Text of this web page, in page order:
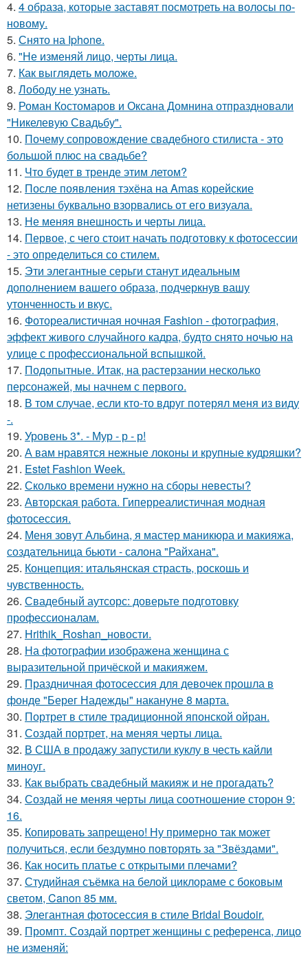
4. 4 образа, которые заставят посмотреть на волосы по-
новому.
5. Снято на Iphone.
6. "Не изменяй лицо, черты лица.
7. Как выглядеть моложе.
8. Лободу не узнать.
9. Роман Костомаров и Оксана Домнина отпраздновали
"Никелевую Свадьбу".
10. Почему сопровождение свадебного стилиста - это
большой плюс на свадьбе?
11. Что будет в тренде этим летом?
12. После появления тэхёна на Amas корейские
нетизены буквально взорвались от его визуала.
13. Не меняя внешность и черты лица.
14. Первое, с чего стоит начать подготовку к фотосессии
- это определиться со стилем.
15. Эти элегантные серьги станут идеальным
дополнением вашего образа, подчеркнув вашу
утонченность и вкус.
16. Фотореалистичная ночная Fashion - фотография,
эффект живого случайного кадра, будто снято ночью на
улице с профессиональной вспышкой.
17. Подопытные. Итак, на растерзании несколько
персонажей, мы начнем с первого.
18. В том случае, если кто-то вдруг потерял меня из виду
-.
19. Уровень 3*. - Мур - р - р!
20. А вам нравятся нежные локоны и крупные кудряшки?
21. Estet Fashion Week.
22. Сколько времени нужно на сборы невесты?
23. Авторская работа. Гиперреалистичная модная
фотосессия.
24. Меня зовут Альбина, я мастер маникюра и макияжа,
создательница бьюти - салона "Райхана".
25. Концепция: итальянская страсть, роскошь и
чувственность.
26. Свадебный аутсорс: доверьте подготовку
профессионалам.
27. Hrithik_Roshan_новости.
28. На фотографии изображена женщина с
выразительной причёской и макияжем.
29. Праздничная фотосессия для девочек прошла в
фонде "Берег Надежды" накануне 8 марта.
30. Портрет в стиле традиционной японской ойран.
31. Создай портрет, на меняя черты лица.
32. В США в продажу запустили куклу в честь кайли
миноуг.
33. Как выбрать свадебный макияж и не прогадать?
34. Создай не меняя черты лица соотношение сторон 9:
16.
35. Копировать запрещено! Ну примерно так может
получиться, если бездумно повторять за "Звёздами".
36. Как носить платье с открытыми плечами?
37. Студийная съёмка на белой циклораме с боковым
светом, Canon 85 мм.
38. Элегантная фотосессия в стиле Bridal Boudoir.
39. Промпт. Создай портрет женщины с референса, лицо
не изменяй: